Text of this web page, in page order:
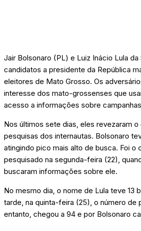
Jair Bolsonaro (PL) e Luiz Inácio Lula
candidatos a presidente da República
eleitores de Mato Grosso. Os
interesse dos mato-grossenses que
acesso a informações sobre
Nos últimos sete dias, eles revezaram
pesquisas dos internautas. Bolsonaro
atingindo pico mais alto de busca. Foi o
pesquisado na segunda-feira (22),
buscaram informações sobre ele.
No mesmo dia, o nome de Lula teve 13
tarde, na quinta-feira (25), o número de
entanto, chegou a 94 e por Bolsonaro